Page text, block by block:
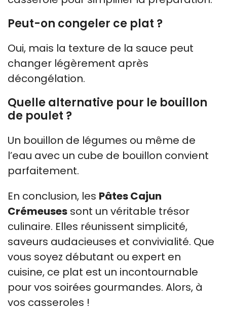
Peut-on congeler ce plat ?
Oui, mais la texture de la sauce peut
changer légèrement après
décongélation.
Quelle alternative pour le bouillon
de poulet ?
Un bouillon de légumes ou même de
l’eau avec un cube de bouillon convient
parfaitement.
En conclusion, les Pâtes Cajun
Crémeuses sont un véritable trésor
culinaire. Elles réunissent simplicité,
saveurs audacieuses et convivialité. Que
vous soyez débutant ou expert en
cuisine, ce plat est un incontournable
pour vos soirées gourmandes. Alors, à
vos casseroles !